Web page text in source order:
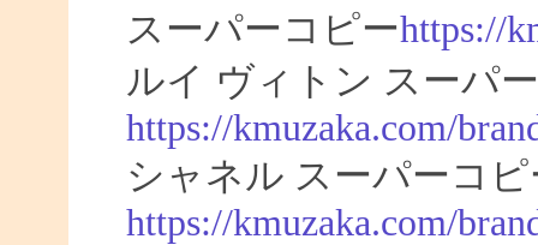
スーパーコピーhttps://
ルイ ヴィトン スーパ
https://kmuzaka.com/
シャネル スーパーコピ
https://kmuzaka.com/